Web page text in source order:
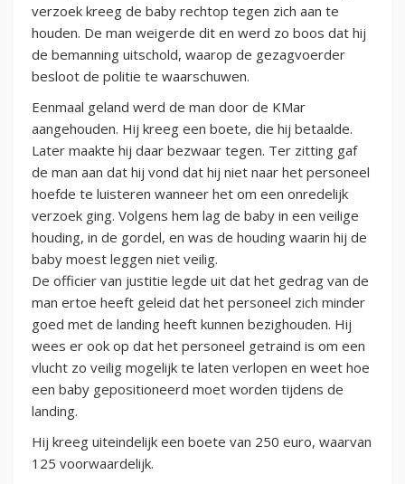
verzoek kreeg de baby rechtop tegen zich aan te
houden. De man weigerde dit en werd zo boos dat hij
de bemanning uitschold, waarop de gezagvoerder
besloot de politie te waarschuwen.
Eenmaal geland werd de man door de KMar
aangehouden. Hij kreeg een boete, die hij betaalde.
Later maakte hij daar bezwaar tegen. Ter zitting gaf
de man aan dat hij vond dat hij niet naar het personeel
hoefde te luisteren wanneer het om een onredelijk
verzoek ging. Volgens hem lag de baby in een veilige
houding, in de gordel, en was de houding waarin hij de
baby moest leggen niet veilig.
De officier van justitie legde uit dat het gedrag van de
man ertoe heeft geleid dat het personeel zich minder
goed met de landing heeft kunnen bezighouden. Hij
wees er ook op dat het personeel getraind is om een
vlucht zo veilig mogelijk te laten verlopen en weet hoe
een baby gepositioneerd moet worden tijdens de
landing.
Hij kreeg uiteindelijk een boete van 250 euro, waarvan
125 voorwaardelijk.